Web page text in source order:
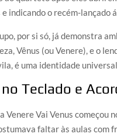
indicando o recém-lançado
por si só, já demonstra
Vênus (ou Venere), e o
é uma identidade
Teclado e
Venere Vai Venus começou
faltar às aulas com